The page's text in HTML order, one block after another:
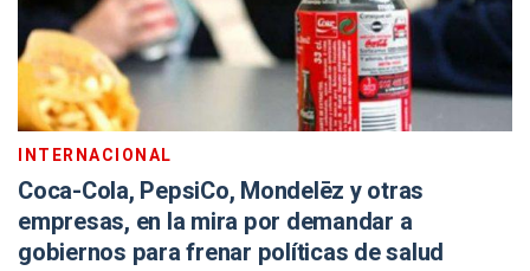
INTERNACIONAL
Coca-Cola, PepsiCo, Mondelēz y otras
empresas, en la mira por demandar a
gobiernos para frenar políticas de salud